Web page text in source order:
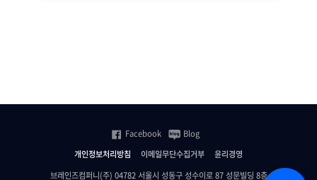
'행동'에 영향을 미치는 요인들은 무엇이 있을까요? 위
것은 바로 '생각'입니다. 이 글을 읽고 있다가도 '좀 별로인
것 같은데...' 하는 생각이 들면 바로 그만 읽는 행동을 하게
되는 것처럼. 그리고 그런 생각에 깊이 연관되어 큰 영향을
주는 것은 '느낌'입니다. 운동을 예로 들어보면, 건강한 몸
등
상
개인정보처리방침 이메일무단수집거부
윤리경영
브레인즈컴퍼니(주) 04782 서울시 성동구 성수이로 87 성문빌딩 8층
Facebook Blog